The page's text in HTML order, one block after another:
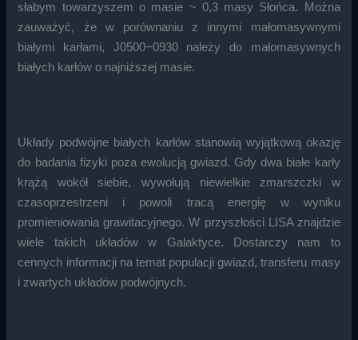
słabym towarzyszem o masie ~ 0,3 masy Słońca. Można
zauważyć, że w porównaniu z innymi małomasywnymi
białymi karłami, J0500−0930 należy do małomasywnych
białych karłów o najniższej masie.
Układy podwójne białych karłów stanowią wyjątkową okazję
do badania fizyki poza ewolucją gwiazd. Gdy dwa białe karły
krążą wokół siebie, wywołują niewielkie zmarszczki w
czasoprzestrzeni i powoli tracą energię w wyniku
promieniowania grawitacyjnego. W przyszłości LISA znajdzie
wiele takich układów w Galaktyce. Dostarczy nam to
cennych informacji na temat populacji gwiazd, transferu masy
i zwartych układów podwójnych.